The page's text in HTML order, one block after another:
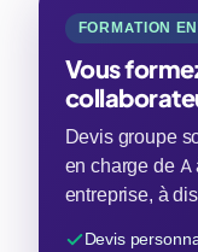
FORMATION
Vous
Devis groupe
en charge de A
entreprise, à
Devis